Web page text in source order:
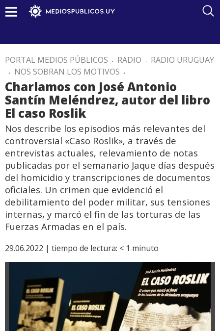
PORTAL MEDIOS PÚBLICOS . RADIO . RADIO URUGUAY
. NOS SOBRAN LOS MOTIVOS .
Charlamos con José Antonio
Santín Meléndrez, autor del libro
El caso Roslik
Nos describe los episodios más relevantes del
controversial «Caso Roslik», a través de
entrevistas actuales, relevamiento de notas
publicadas por el semanario Jaque días después
del homicidio y transcripciones de documentos
oficiales. Un crimen que evidenció el
debilitamiento del poder militar, sus tensiones
internas, y marcó el fin de las torturas de las
Fuerzas Armadas en el país.
29.06.2022 | tiempo de lectura: < 1 minuto